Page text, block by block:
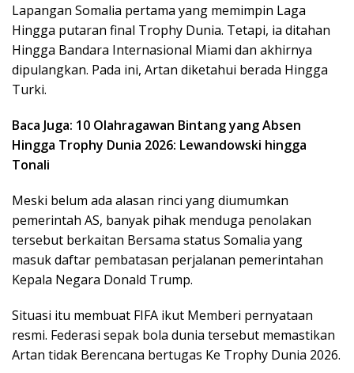
Lapangan Somalia pertama yang memimpin Laga
Hingga putaran final Trophy Dunia. Tetapi, ia ditahan
Hingga Bandara Internasional Miami dan akhirnya
dipulangkan. Pada ini, Artan diketahui berada Hingga
Turki.
Baca Juga: 10 Olahragawan Bintang yang Absen
Hingga Trophy Dunia 2026: Lewandowski hingga
Tonali
Meski belum ada alasan rinci yang diumumkan
pemerintah AS, banyak pihak menduga penolakan
tersebut berkaitan Bersama status Somalia yang
masuk daftar pembatasan perjalanan pemerintahan
Kepala Negara Donald Trump.
Situasi itu membuat FIFA ikut Memberi pernyataan
resmi. Federasi sepak bola dunia tersebut memastikan
Artan tidak Berencana bertugas Ke Trophy Dunia 2026.